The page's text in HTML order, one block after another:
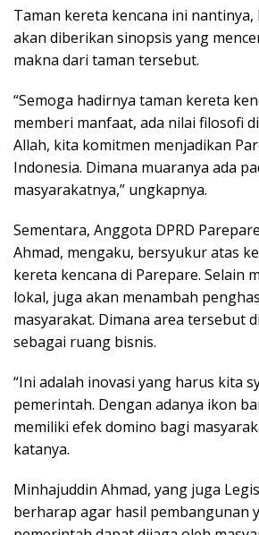
Taman kereta kencana ini
akan diberikan sinopsis yang
makna dari taman tersebut.
“Semoga hadirnya taman kereta
memberi manfaat, ada nilai filosofi
Allah, kita komitmen menjadikan
Indonesia. Dimana muaranya ada
masyarakatnya,” ungkapnya.
Sementara, Anggota DPRD
Ahmad, mengaku, bersyukur atas
kereta kencana di Parepare. Selain
lokal, juga akan menambah
masyarakat. Dimana area tersebut
sebagai ruang bisnis.
“Ini adalah inovasi yang harus kita
pemerintah. Dengan adanya ikon
memiliki efek domino bagi
katanya.
Minhajuddin Ahmad, yang juga
berharap agar hasil pembangunan